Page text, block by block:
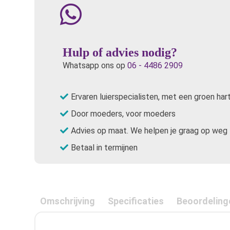
Hulp of advies nodig?
Whatsapp ons op 06 - 4486 2909
Ervaren luierspecialisten, met een groen hart
Door moeders, voor moeders
Advies op maat. We helpen je graag op weg
Betaal in termijnen
Omschrijving Specificaties